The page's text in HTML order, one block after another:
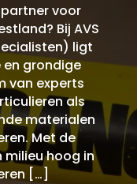
voor
Bij AVS
ligt
en grondige
van experts
als
materialen
Met de
milieu hoog in
[…]